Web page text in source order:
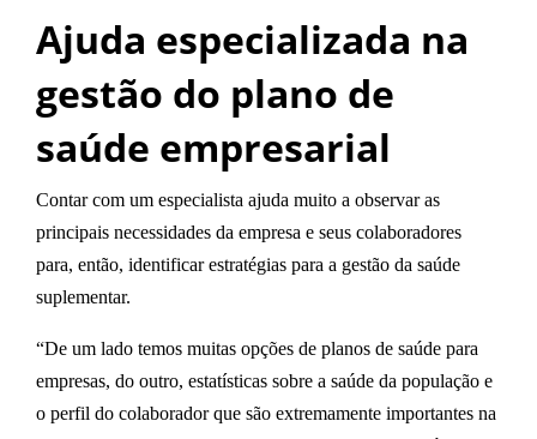
Ajuda especializada na
gestão do plano de
saúde empresarial
Contar com um especialista ajuda muito a observar as
principais necessidades da empresa e seus colaboradores
para, então, identificar estratégias para a gestão da saúde
suplementar.
“De um lado temos muitas opções de planos de saúde para
empresas, do outro, estatísticas sobre a saúde da população e
o perfil do colaborador que são extremamente importantes na